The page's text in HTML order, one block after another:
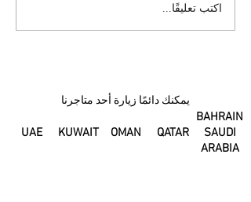
يمكن للتغييرات في
هرموناتك أن تغير طعم لبن
اكتب تعليقًا...
يمكنك دائمًا زيارة أحد متاجرنا
UAE KUWAIT OMAN QATAR
BAHRAIN
SAUDI
ARABIA